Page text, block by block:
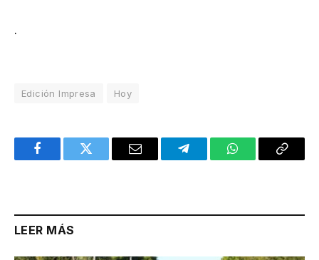
.
Edición Impresa Hoy
FacebookTwitter Email TelegramWhatsAppCopy
LEER MÁS